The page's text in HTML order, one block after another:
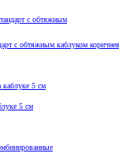
с обтяжным каблуком
5 см